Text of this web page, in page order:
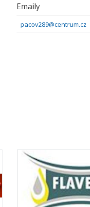
Emaily
pacov289@centrum.cz